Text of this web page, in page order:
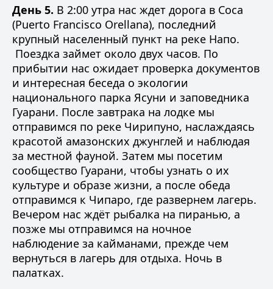
День 5. В 2:00 утра нас ждет дорога в Coca
(Puerto Francisco Orellana), последний
крупный населенный пункт на реке Напо.
Поездка займет около двух часов. По
прибытии нас ожидает проверка документов
и интересная беседа о экологии
национального парка Ясуни и заповедника
Гуарани. После завтрака на лодке мы
отправимся по реке Чирипуно, наслаждаясь
красотой амазонских джунглей и наблюдая
за местной фауной. Затем мы посетим
сообщество Гуарани, чтобы узнать о их
культуре и образе жизни, а после обеда
отправимся к Чипаро, где развернем лагерь.
Вечером нас ждёт рыбалка на пиранью, а
позже мы отправимся на ночное
наблюдение за кайманами, прежде чем
вернуться в лагерь для отдыха. Ночь в
палатках.